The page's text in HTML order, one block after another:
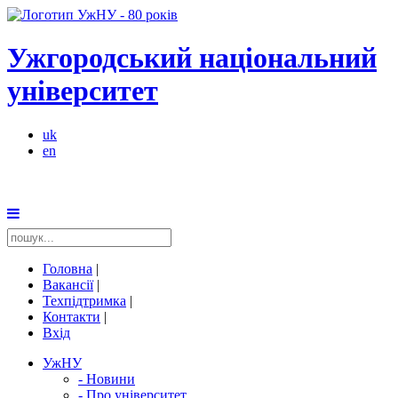
Ужгородський національний
університет
uk
en
Головна |
Вакансії|
Техпідтримка |
Контакти |
Вхід
УжНУ
- Новини
- Про університет